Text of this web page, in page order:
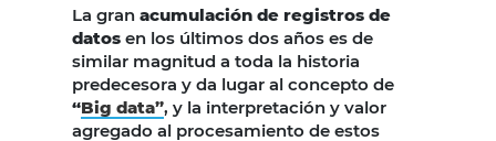
La gran acumulación de registros de
datos en los últimos dos años es de
similar magnitud a toda la historia
predecesora y da lugar al concepto de
“Big data”, y la interpretación y valor
agregado al procesamiento de estos